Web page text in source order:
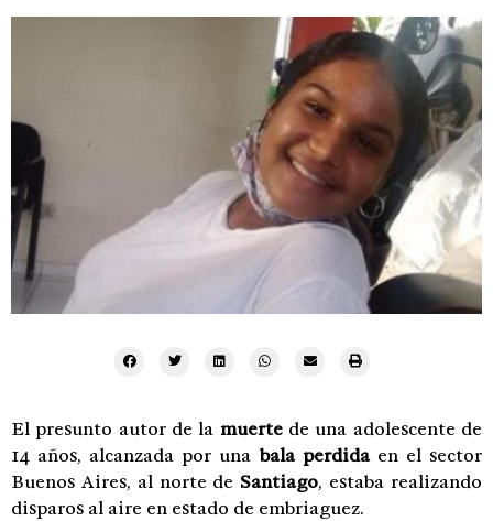
El presunto autor de la muertede una adolescente de
14 años, alcanzada por una bala perdidaen el sector
Buenos Aires, al norte de Santiago, estaba realizando
disparos al aire en estado de embriaguez.